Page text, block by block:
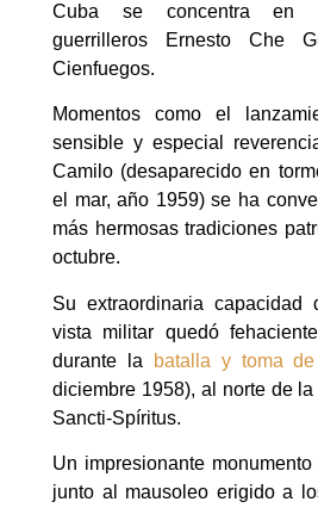
Cuba se concentra en
guerrilleros Ernesto Che
Cienfuegos.
Momentos como el
sensible y especial
Camilo (desaparecido en
el mar, año 1959) se ha
más hermosas tradiciones
octubre.
Su extraordinaria
vista militar quedó
durante la
batalla y toma
diciembre 1958), al norte de
Sancti-Spíritus.
Un impresionante
junto al mausoleo erigido a